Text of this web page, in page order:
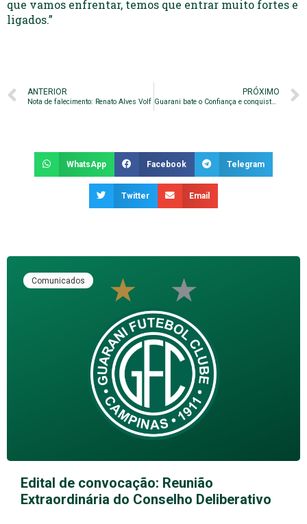
que vamos enfrentar, temos que entrar muito fortes e
ligados.”
ANTERIOR
Nota de falecimento: Renato Alves Volf
PRÓXIMO
Guarani bate o Confiança e conquista oitava vitória seguida em casa
WhatsApp Facebook Telegram
Twitter Email
Comunicados
Edital de convocação: Reunião
Extraordinária do Conselho Deliberativo